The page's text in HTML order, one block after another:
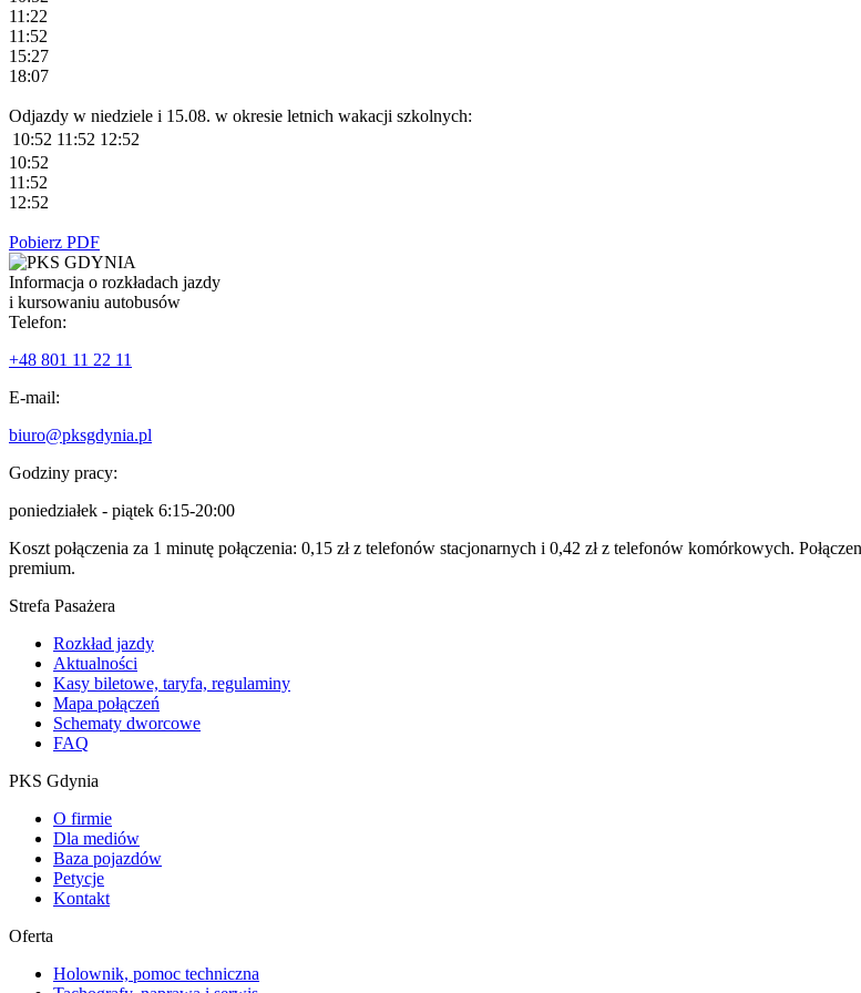
11:22
11:52
15:27
18:07
Odjazdy w niedziele i 15.08. w okresie letnich wakacji szkolnych:
10:52 11:52 12:52
10:52
11:52
12:52
Pobierz PDF
Informacja o rozkładach jazdy
i kursowaniu autobusów
Telefon:
+48 801 11 22 11
E-mail:
biuro@pksgdynia.pl
Godziny pracy:
poniedziałek - piątek 6:15-20:00
Koszt połączenia za 1 minutę połączenia: 0,15 zł z telefonów stacjonarnych i 0,42 zł z telefonów komórkowych.
premium.
Strefa Pasażera
Rozkład jazdy
Aktualności
Kasy biletowe, taryfa, regulaminy
Mapa połączeń
Schematy dworcowe
FAQ
PKS Gdynia
O firmie
Dla mediów
Baza pojazdów
Petycje
Kontakt
Oferta
Holownik, pomoc techniczna